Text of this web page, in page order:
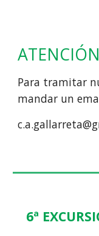
Para tramitar
mandar un
6ª